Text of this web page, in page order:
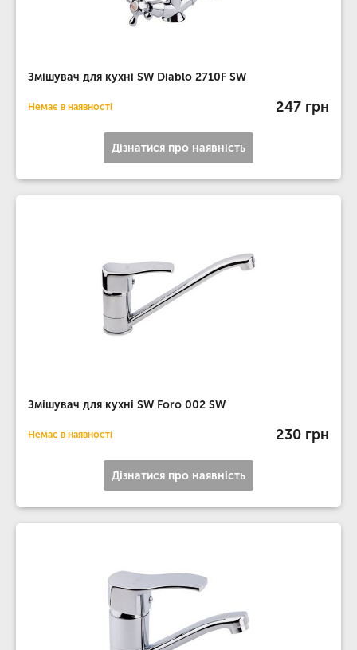
Змішувач для кухні SW Diablo 2710F SW
Немає в наявності 247 грн
Дізнатися про наявність
Змішувач для кухні SW Foro 002 SW
Немає в наявності 230 грн
Дізнатися про наявність